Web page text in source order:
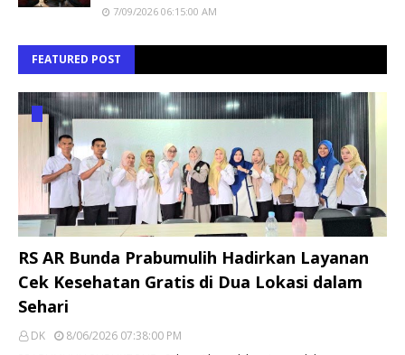
7/09/2026 06:15:00 AM
FEATURED POST
RS AR Bunda Prabumulih Hadirkan Layanan
Cek Kesehatan Gratis di Dua Lokasi dalam
Sehari
DK
8/06/2026 07:38:00 PM